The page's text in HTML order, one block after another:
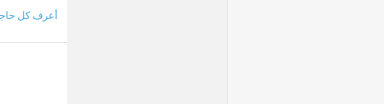
أعرف كل